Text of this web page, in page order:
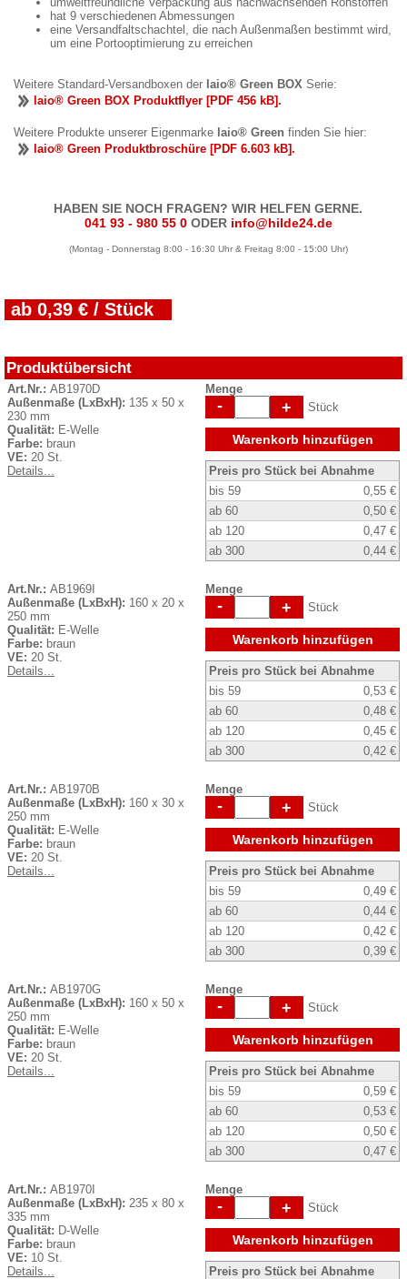
hat 9 verschiedenen Abmessungen
eine Versandfaltschachtel, die nach Außenmaßen bestimmt wird,
um eine Portooptimierung zu erreichen
Weitere Standard-Versandboxen der laio® Green BOX Serie:
laio® Green BOX Produktflyer [PDF 456 kB].
Weitere Produkte unserer Eigenmarke laio® Green finden Sie hier:
laio® Green Produktbroschüre [PDF 6.603 kB].
HABEN SIE NOCH FRAGEN? WIR HELFEN GERNE.
041 93 - 980 55 0 ODER info@hilde24.de
(Montag - Donnerstag 8:00 - 16:30 Uhr & Freitag 8:00 - 15:00 Uhr)
ab 0,39 € / Stück
Produktübersicht
Art.Nr.: AB1970D
Außenmaße (LxBxH): 135 x 50 x
230 mm
Qualität: E-Welle
Farbe: braun
VE: 20 St.
Details...
Menge
- + Stück
Warenkorb hinzufügen
Preis pro Stück bei Abnahme
bis 59
0,55 €
ab 60
0,50 €
ab 120
0,47 €
ab 300
0,44 €
Art.Nr.: AB1969I
Außenmaße (LxBxH): 160 x 20 x
250 mm
Qualität: E-Welle
Farbe: braun
VE: 20 St.
Details...
Menge
- + Stück
Warenkorb hinzufügen
Preis pro Stück bei Abnahme
bis 59
0,53 €
ab 60
0,48 €
ab 120
0,45 €
ab 300
0,42 €
Art.Nr.: AB1970B
Außenmaße (LxBxH): 160 x 30 x
250 mm
Qualität: E-Welle
Farbe: braun
VE: 20 St.
Details...
Menge
- + Stück
Warenkorb hinzufügen
Preis pro Stück bei Abnahme
bis 59
0,49 €
ab 60
0,44 €
ab 120
0,42 €
ab 300
0,39 €
Art.Nr.: AB1970G
Außenmaße (LxBxH): 160 x 50 x
250 mm
Qualität: E-Welle
Farbe: braun
VE: 20 St.
Details...
Menge
- + Stück
Warenkorb hinzufügen
Preis pro Stück bei Abnahme
bis 59
0,59 €
ab 60
0,53 €
ab 120
0,50 €
ab 300
0,47 €
Art.Nr.: AB1970I
Außenmaße (LxBxH): 235 x 80 x
335 mm
Qualität: D-Welle
Farbe: braun
VE: 10 St.
Details...
Menge
- + Stück
Warenkorb hinzufügen
Preis pro Stück bei Abnahme